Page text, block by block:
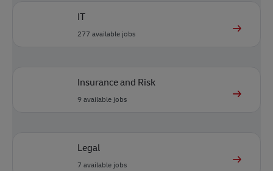
IT
277 available jobs
Insurance and Risk
9available jobs
Legal
7 available jobs